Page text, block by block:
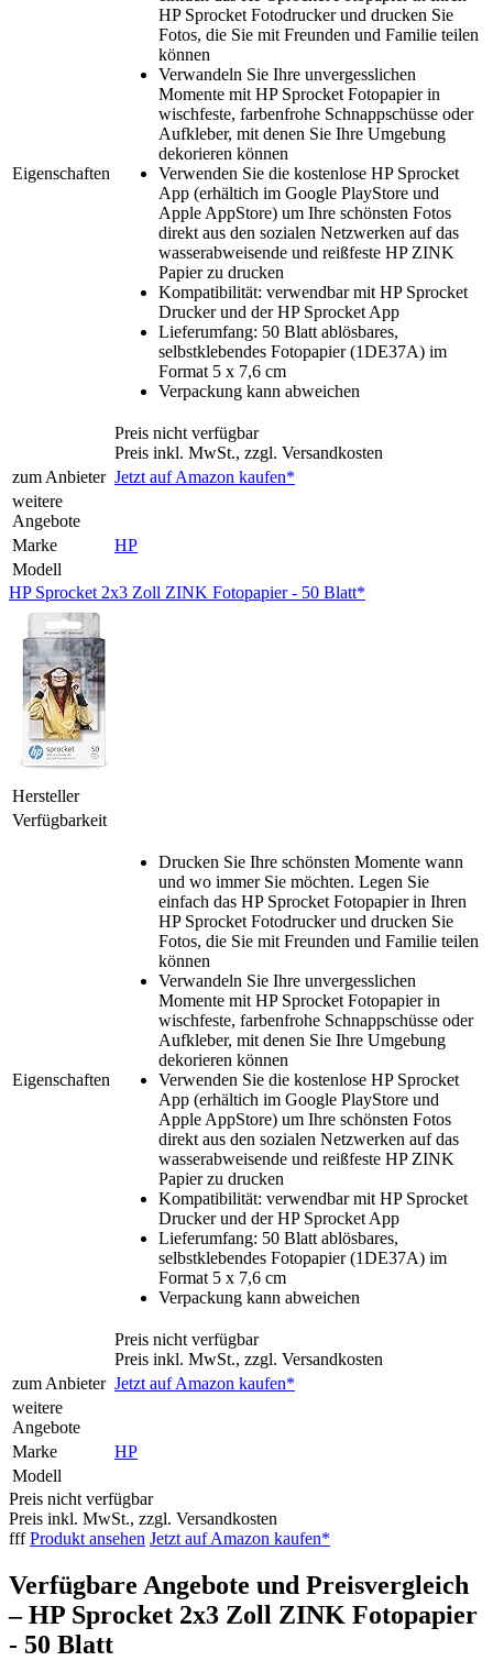
Eigenschaften
HP Sprocket Fotodrucker und drucken Sie
Fotos, die Sie mit Freunden und Familie teilen
können
Verwandeln Sie Ihre unvergesslichen
Momente mit HP Sprocket Fotopapier in
wischfeste, farbenfrohe Schnappschüsse oder
Aufkleber, mit denen Sie Ihre Umgebung
dekorieren können
Verwenden Sie die kostenlose HP Sprocket
App (erhältich im Google PlayStore und
Apple AppStore) um Ihre schönsten Fotos
direkt aus den sozialen Netzwerken auf das
wasserabweisende und reißfeste HP ZINK
Papier zu drucken
Kompatibilität: verwendbar mit HP Sprocket
Drucker und der HP Sprocket App
Lieferumfang: 50 Blatt ablösbares,
selbstklebendes Fotopapier (1DE37A) im
Format 5 x 7,6 cm
Verpackung kann abweichen
Preis nicht verfügbar
Preis inkl. MwSt., zzgl. Versandkosten
zum Anbieter Jetzt auf Amazon kaufen*
weitere
Angebote
Marke
HP
Modell
HP Sprocket 2x3 Zoll ZINK Fotopapier - 50 Blatt*
Hersteller
Verfügbarkeit
Eigenschaften
Drucken Sie Ihre schönsten Momente wann
und wo immer Sie möchten. Legen Sie
einfach das HP Sprocket Fotopapier in Ihren
HP Sprocket Fotodrucker und drucken Sie
Fotos, die Sie mit Freunden und Familie teilen
können
Verwandeln Sie Ihre unvergesslichen
Momente mit HP Sprocket Fotopapier in
wischfeste, farbenfrohe Schnappschüsse oder
Aufkleber, mit denen Sie Ihre Umgebung
dekorieren können
Verwenden Sie die kostenlose HP Sprocket
App (erhältich im Google PlayStore und
Apple AppStore) um Ihre schönsten Fotos
direkt aus den sozialen Netzwerken auf das
wasserabweisende und reißfeste HP ZINK
Papier zu drucken
Kompatibilität: verwendbar mit HP Sprocket
Drucker und der HP Sprocket App
Lieferumfang: 50 Blatt ablösbares,
selbstklebendes Fotopapier (1DE37A) im
Format 5 x 7,6 cm
Verpackung kann abweichen
Preis nicht verfügbar
Preis inkl. MwSt., zzgl. Versandkosten
zum Anbieter Jetzt auf Amazon kaufen*
weitere
Angebote
Marke
HP
Modell
Preis nicht verfügbar
Preis inkl. MwSt., zzgl. Versandkosten
fffProdukt ansehen Jetzt auf Amazon kaufen*
Verfügbare Angebote und Preisvergleich
– HP Sprocket 2x3 Zoll ZINK Fotopapier
- 50 Blatt